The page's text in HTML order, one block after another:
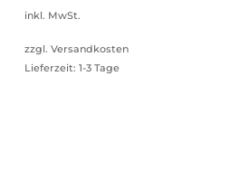
inkl. MwSt.
zzgl. Versandkosten
Lieferzeit:1-3 Tage